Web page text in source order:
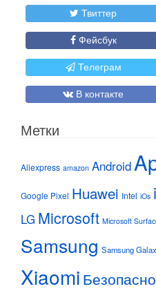
Твиттер
Фейсбук
Телеграм
В контакте
Метки
Aliexpress amazon Android
Google Pixel Huawei Intel iOs
LG Microsoft Microsoft
Samsung Samsung
Xiaomi